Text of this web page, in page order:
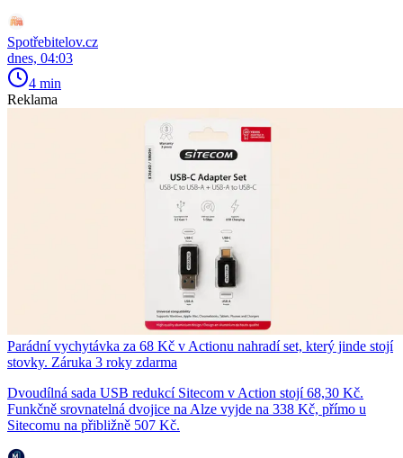
Spotřebitelov.cz
dnes, 04:03
4 min
Reklama
Parádní vychytávka za 68 Kč v Actionu nahradí set, který jinde stojí
stovky. Záruka 3 roky zdarma
Dvoudílná sada USB redukcí Sitecom v Action stojí 68,30 Kč.
Funkčně srovnatelná dvojice na Alze vyjde na 338 Kč, přímo u
Sitecomu na přibližně 507 Kč.